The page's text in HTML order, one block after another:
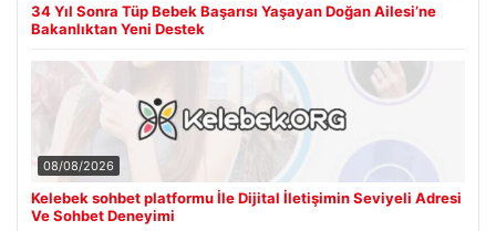
34 Yıl Sonra Tüp Bebek Başarısı Yaşayan Doğan Ailesi’ne
Bakanlıktan Yeni Destek
08/08/2026
Kelebek sohbet platformu İle Dijital İletişimin Seviyeli Adresi
Ve Sohbet Deneyimi